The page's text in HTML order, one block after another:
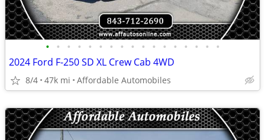
• • • • • • • • • • • • • • • • •
2024 Ford F-250 SD XL Crew Cab 4WD
8/4 47k mi Affordable Automobiles